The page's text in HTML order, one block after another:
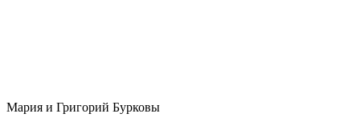
Мария и Григорий Бурковы